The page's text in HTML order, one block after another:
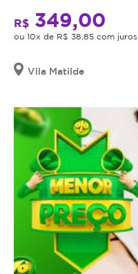
R$ 349,00
ou 10x de R$ 38,85 com juros
Vila Matilde